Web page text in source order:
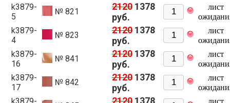
k3879-
5
№ 821 2120 1378
руб.
лист
k3879-
4
№ 823 2120 1378
руб.
лист
k3879-
16
№ 841 2120 1378
руб.
лист
k3879-
17
№ 842 2120 1378
руб.
лист